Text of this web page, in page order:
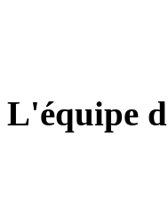
L'équipe